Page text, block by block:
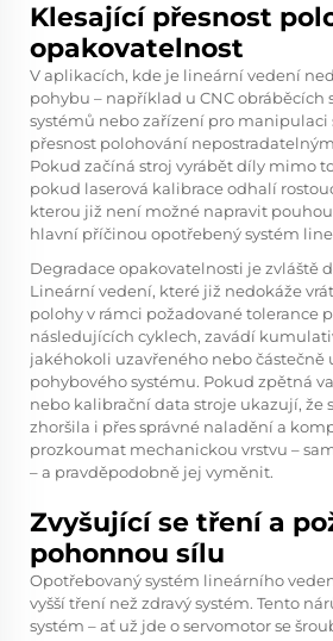
Klesající přesnost
opakovatelnost
V aplikacích, kde je lineární vedení
pohybu – například u CNC
systémů nebo zařízení pro manipulaci
přesnost polohování
Pokud začíná stroj vyrábět díly mimo
pokud laserová kalibrace odhalí
kterou již není možné napravit
hlavní příčinou opotřebený systém
Degradace opakovatelnosti je zvláště
Lineární vedení, které již nedokáže
polohy v rámci požadované tolerance
následujících cyklech, zavádí
jakéhokoli uzavřeného nebo částečně
pohybového systému. Pokud zpětná
nebo kalibrační data stroje ukazují, že
zhoršila i přes správné naladění a
prozkoumat mechanickou vrstvu –
– a pravděpodobně jej vyměnit.
Zvyšující se tření a
pohonnou sílu
Opotřebovaný systém lineárního
vyšší tření než zdravý systém. Tento
systém – ať už jde o servomotor se